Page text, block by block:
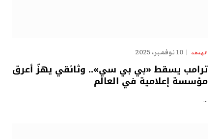
الهدهد 10 نوفمبر، 2025
ترامب يسقط «بي بي سي».. وثائقي يهزّ أعرق
مؤسسة إعلامية في العالم
…